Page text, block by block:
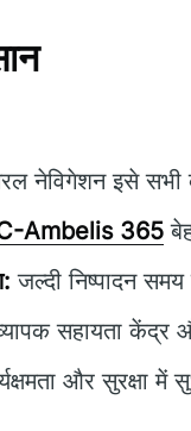
नेविगेशन इसे सभी
Ambelis 365
जल्दी निष्पादन
सहायता केंद्र
और सुरक्षा